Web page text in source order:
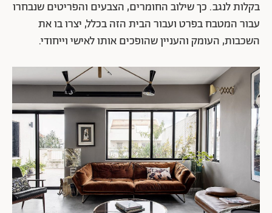
בקלות לנגב. כך שילוב החומרים, הצבעים והפריטים שנבחרו
עבור המטבח בפרט ועבור הבית הזה בכלל, יצרו בו את
השכבות, העומק והעניין שהופכים אותו לאישי וייחודי.